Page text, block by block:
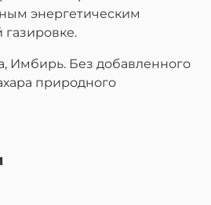
энергетическим
газировке.
Имбирь. Без добавленного
природного